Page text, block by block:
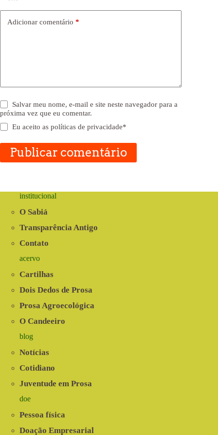
Adicionar comentário *
Salvar meu nome, e-mail e site neste navegador para a
próxima vez que eu comentar.
Eu aceito aspolíticas de privacidade*
Publicar comentário
institucional
O Sabiá
Transparência Antigo
Contato
acervo
Cartilhas
Dois Dedos de Prosa
Prosa Agroecológica
O Candeeiro
blog
Notícias
Cotidiano
Juventude em Prosa
doe
Pessoa física
Doação Empresarial